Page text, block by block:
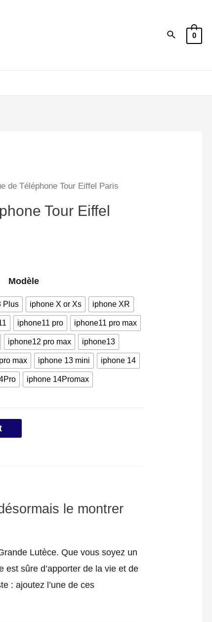
0
de Téléphone Tour Eiffel Paris
Tour Eiffel
Modèle
Plus iphone X or Xs iphone XR
iphone11 pro iphone11 pro max
iphone12 pro max iphone13
max iphone 13 mini iphone 14
iphone 14Promax
le montrer
Lutèce. Que vous soyez un
sûre d’apporter de la vie et de
: ajoutez l’une de ces